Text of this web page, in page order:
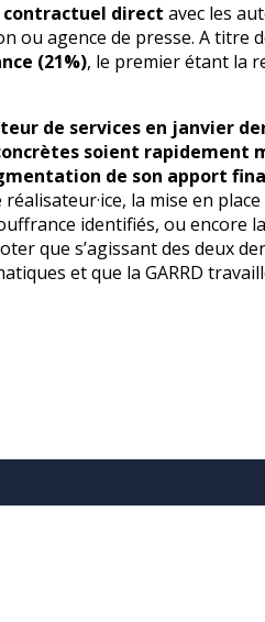
contractuel direct avec les
ou agence de presse. A titre
(21%), le premier étant la
de services en janvier
soient rapidement
de son apport
la mise en place
identifiés, ou encore
que s’agissant des deux
et que la GARRD